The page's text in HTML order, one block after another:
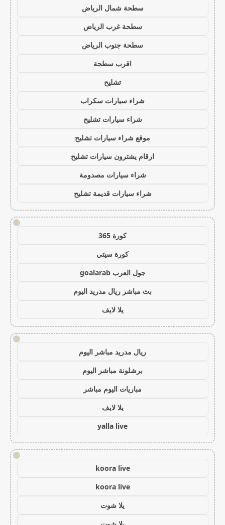
سطحة شمال الرياض
سطحة غرب الرياض
سطحة جنوب الرياض
اقرب سطحة
تشليح
شراء سيارات سكراب
شراء سيارات تشليح
موقع شراء سيارات تشليح
ارقام يشترون سيارات تشليح
شراء سيارات مصدومة
شراء سيارات قديمة تشليح
!
كورة 365
كورة سيتي
جول العرب goalarab
بث مباشر ريال مدريد اليوم
يلا لايف
!
ريال مدريد مباشر اليوم
برشلونة مباشر اليوم
مباريات اليوم مباشر
يلا لايف
yalla live
!
koora live
koora live
يلا شوت